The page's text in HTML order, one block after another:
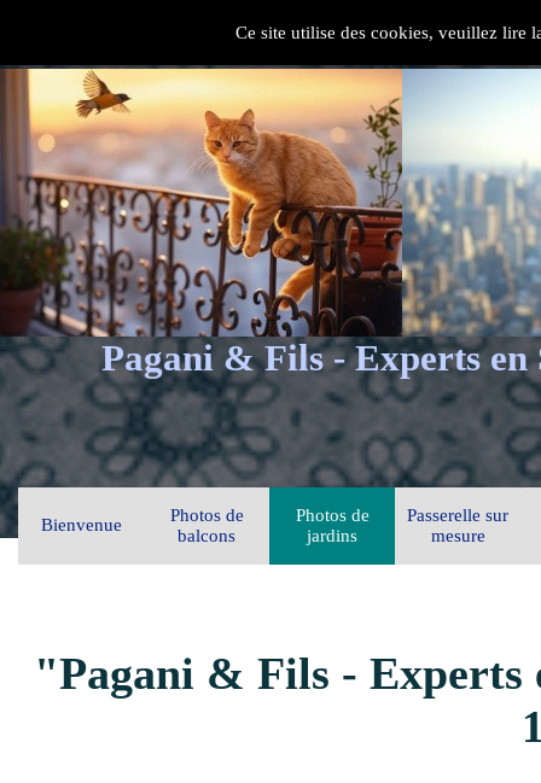
Ce site utilise des cookies, veuillez lire
Pagani & Fils - Experts en
Bienvenue
Photos de
balcons
Photos de
jardins
Passerelle sur
mesure
"Pagani & Fils - Experts